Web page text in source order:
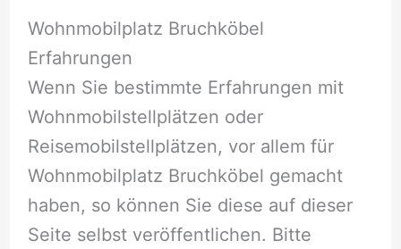
Wohnmobilplatz Bruchköbel
Erfahrungen
Wenn Sie bestimmte Erfahrungen mit
Wohnmobilstellplätzen oder
Reisemobilstellplätzen, vor allem für
Wohnmobilplatz Bruchköbel gemacht
haben, so können Sie diese auf dieser
Seite selbst veröffentlichen. Bitte